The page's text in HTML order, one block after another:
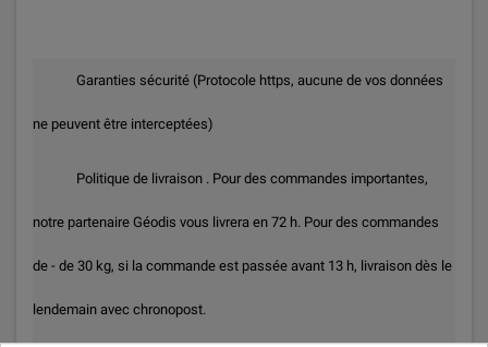
Garanties sécurité (Protocole https, aucune de vos données
ne peuvent être interceptées)
Politique de livraison . Pour des commandes importantes,
notre partenaire Géodis vous livrera en 72 h. Pour des commandes
de - de 30 kg, si la commande est passée avant 13 h, livraison dès le
lendemain avec chronopost.